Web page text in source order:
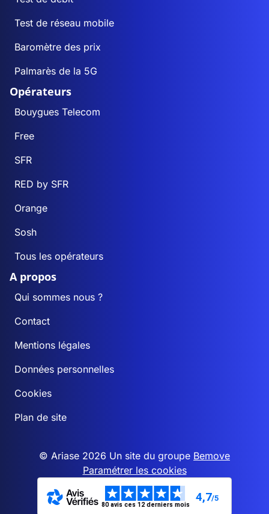
Test de réseau mobile
Baromètre des prix
Palmarès de la 5G
Opérateurs
Bouygues Telecom
Free
SFR
RED by SFR
Orange
Sosh
Tous les opérateurs
A propos
Qui sommes nous ?
Contact
Mentions légales
Données personnelles
Cookies
Plan de site
© Ariase 2026 Un site du groupe Bemove
Paramétrer les cookies
80 avis ces 12 derniers mois
4,7/5